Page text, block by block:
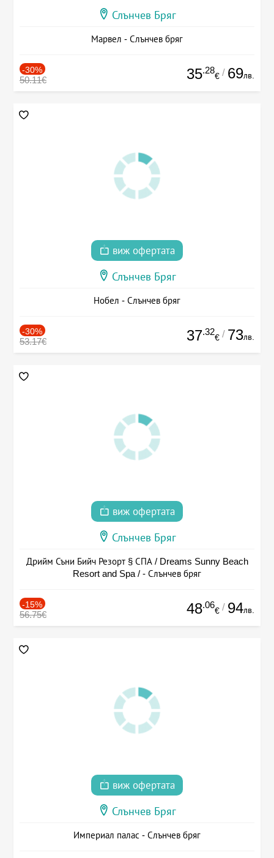
Слънчев Бряг
Марвел - Слънчев бряг
-30%
50.11€ 35.28
€ / 69лв.
виж офертата
Слънчев Бряг
Нобел - Слънчев бряг
-30%
53.17€ 37.32
€ / 73лв.
виж офертата
Слънчев Бряг
Дрийм Съни Бийч Резорт § СПА / Dreams Sunny Beach
Resort and Spa / - Слънчев бряг
-15%
56.75€ 48.06
€ / 94лв.
виж офертата
Слънчев Бряг
Империал палас - Слънчев бряг